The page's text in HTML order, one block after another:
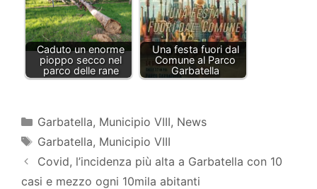
Caduto un enorme
pioppo secco nel
parco delle rane
Una festa fuori dal
Comune al Parco
Garbatella
Categorie
Garbatella, Municipio VIII, News
Tag
Garbatella, Municipio VIII
Covid, l’incidenza più alta a Garbatella con 10
casi e mezzo ogni 10mila abitanti